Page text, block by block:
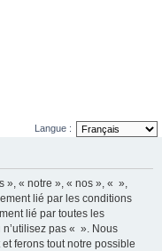
Langue :
», « notre », « nos », « »,
lié par les conditions
lié par toutes les
pas « ». Nous
ferons tout notre possible